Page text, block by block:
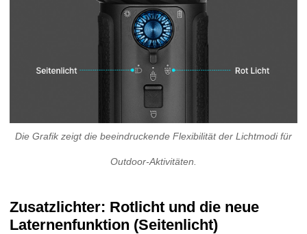
Die Grafik zeigt die beeindruckende Flexibilität der Lichtmodi für
Outdoor-Aktivitäten.
Zusatzlichter: Rotlicht und die neue
Laternenfunktion (Seitenlicht)